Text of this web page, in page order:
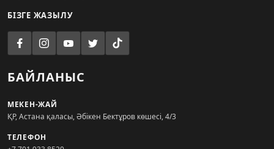
БІЗГЕ ЖАЗЫЛУ
БАЙЛАНЫС
МЕКЕН-ЖАЙ
ҚР, Астана қаласы, Әбікен Бектұров көшесі, 4/3
ТЕЛЕФОН